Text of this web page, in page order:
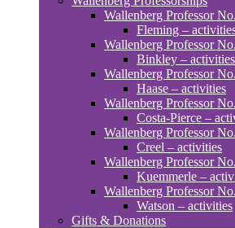
Wallenberg Professor
Fleming –
Wallenberg Professor
Binkley – activities
Wallenberg Professor
Haase – activities
Wallenberg Professor
Costa-Pierce –
Wallenberg Professor
Creel – activities
Wallenberg Professor
Kuemmerle –
Wallenberg Professor
Watson – activities
Gifts & Donations